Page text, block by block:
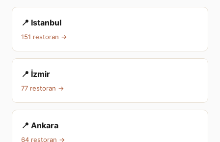
📍 Istanbul
151 restoran →
📍 İzmir
77 restoran →
📍 Ankara
64 restoran →